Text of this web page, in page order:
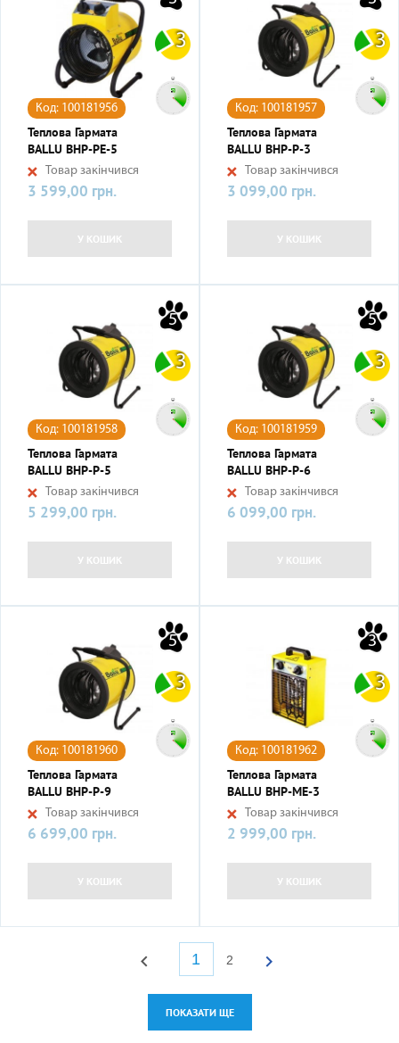
3
Код: 100181956
Теплова Гармата
BALLU BHP-PE-5
Товар закінчився
Ціна
3 599,00 грн.
У КОШИК
3
Код: 100181957
Теплова Гармата
BALLU BHP-P-3
Товар закінчився
Ціна
3 099,00 грн.
У КОШИК
5
3
Код: 100181958
Теплова Гармата
BALLU BHP-P-5
Товар закінчився
Ціна
5 299,00 грн.
У КОШИК
5
3
Код: 100181959
Теплова Гармата
BALLU BHP-P-6
Товар закінчився
Ціна
6 099,00 грн.
У КОШИК
5
3
Код: 100181960
Теплова Гармата
BALLU BHP-P-9
Товар закінчився
Ціна
6 699,00 грн.
У КОШИК
3
3
Код: 100181962
Теплова Гармата
BALLU BHP-ME-3
Товар закінчився
Ціна
2 999,00 грн.
У КОШИК
 1 2 
ПОКАЗАТИ ЩЕ